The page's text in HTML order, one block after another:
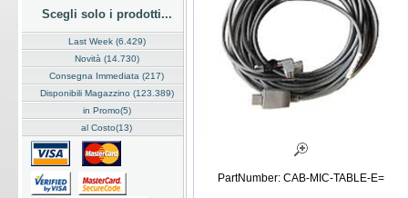
Scegli solo i prodotti...
Last Week (6.429)
Novità (14.730)
Consegna Immediata (217)
Disponibili Magazzino (123.389)
in Promo(5)
al Costo(13)
PartNumber: CAB-MIC-TABLE-E=